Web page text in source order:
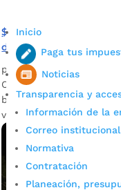
Inicio
Paga tus
Noticias
Transparencia y
Información de la
Correo institucional
Normativa
Contratación
Planeación,
$6 mil millones de
destinados a vías del
poradmin_prensa
Con la plata del
bumangueses
vías en el sector rural.